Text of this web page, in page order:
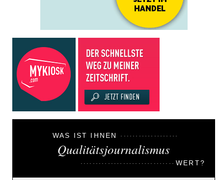
WAS IST IHNEN
Qualitätsjournalismus
WERT?